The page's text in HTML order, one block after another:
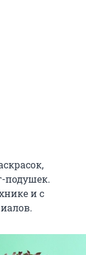
подушек.
и с